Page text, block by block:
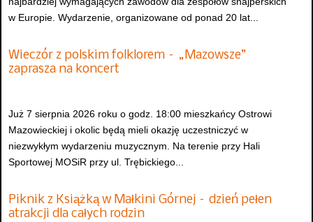
w Europie. Wydarzenie, organizowane od ponad 20 lat...
Wieczór z polskim folklorem – „Mazowsze”
zaprasza na koncert
Już 7 sierpnia 2026 roku o godz. 18:00 mieszkańcy Ostrowi
Mazowieckiej i okolic będą mieli okazję uczestniczyć w
niezwykłym wydarzeniu muzycznym. Na terenie przy Hali
Sportowej MOSiR przy ul. Trębickiego...
Piknik z Książką w Małkini Górnej – dzień pełen
atrakcji dla całych rodzin